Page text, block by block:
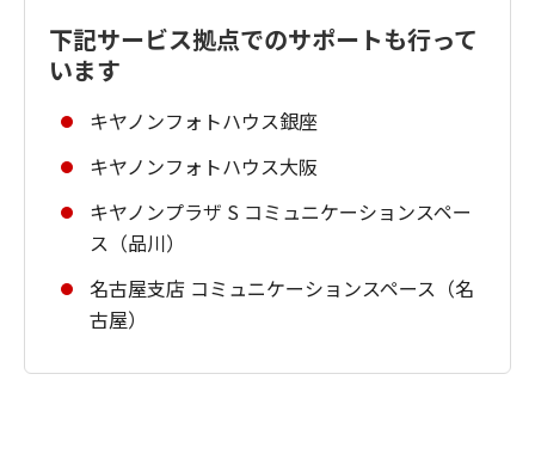
下記サービス拠点でのサポートも行って
います
キヤノンフォトハウス銀座
キヤノンフォトハウス大阪
キヤノンプラザ S コミュニケーションスペー
ス（品川）
名古屋支店 コミュニケーションスペース（名
古屋）